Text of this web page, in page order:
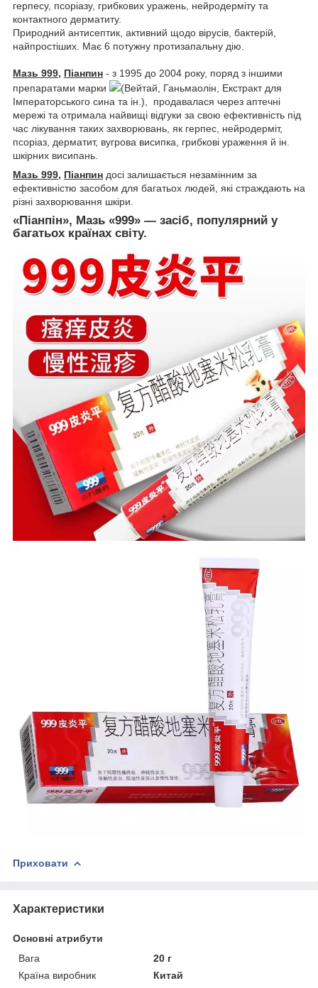
герпесу, псоріазу, грибкових уражень, нейродерміту та
контактного дерматиту.
Природний антисептик, активний щодо вірусів, бактерій,
найпростіших. Має 6 потужну протизапальну дію.
Мазь 999, Піанпин - з 1995 до 2004 року, поряд з іншими
препаратами марки
(Вейтай, Ганьмаолін, Екстракт для
Імператорського сина та ін.), продавалася через аптечні
мережі та отримала найвищі відгуки за свою ефективність під
час лікування таких захворювань, як герпес, нейродерміт,
псоріаз, дерматит, вугрова висипка, грибкові ураження й ін.
шкірних висипань.
Мазь 999, Піанпин досі залишається незамінним за
ефективністю засобом для багатьох людей, які страждають на
різні захворювання шкіри.
«Піанпін», Мазь «999» — засіб, популярний у
багатьох країнах світу.
Приховати
Характеристики
Основні атрибути
Вага
20 г
Країна виробник
Китай